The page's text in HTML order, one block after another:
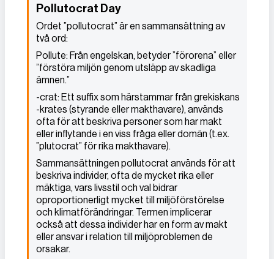
Pollutocrat Day
Ordet ”pollutocrat” är en sammansättning av
två ord:
Pollute: Från engelskan, betyder ”förorena” eller
”förstöra miljön genom utsläpp av skadliga
ämnen.”
-crat: Ett suffix som härstammar från grekiskans
-krates (styrande eller makthavare), används
ofta för att beskriva personer som har makt
eller inflytande i en viss fråga eller domän (t.ex.
”plutocrat” för rika makthavare).
Sammansättningen pollutocrat används för att
beskriva individer, ofta de mycket rika eller
mäktiga, vars livsstil och val bidrar
oproportionerligt mycket till miljöförstörelse
och klimatförändringar. Termen implicerar
också att dessa individer har en form av makt
eller ansvar i relation till miljöproblemen de
orsakar.